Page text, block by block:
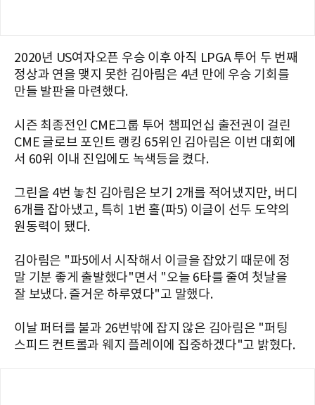
2020년 US여자오픈 우승 이후 아직 LPGA 투어 두 번째
정상과 연을 맺지 못한 김아림은 4년 만에 우승 기회를
만들 발판을 마련했다.
시즌 최종전인 CME그룹 투어 챔피언십 출전권이 걸린
CME 글로브 포인트 랭킹 65위인 김아림은 이번 대회에
서 60위 이내 진입에도 녹색등을 켰다.
그린을 4번 놓친 김아림은 보기 2개를 적어냈지만, 버디
6개를 잡아냈고, 특히 1번 홀(파5) 이글이 선두 도약의
원동력이 됐다.
김아림은 "파5에서 시작해서 이글을 잡았기 때문에 정
말 기분 좋게 출발했다"면서 "오늘 6타를 줄여 첫날을
잘 보냈다. 즐거운 하루였다"고 말했다.
이날 퍼터를 불과 26번밖에 잡지 않은 김아림은 "퍼팅
스피드 컨트롤과 웨지 플레이에 집중하겠다"고 밝혔다.